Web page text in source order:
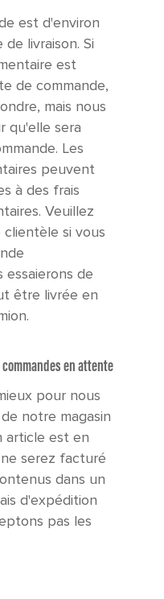
est d'environ
livraison. Si
est
de commande,
mais nous
qu'elle sera
Les
peuvent
à des frais
Veuillez
si vous
de
être livrée en
en attente
pour nous
notre magasin
article est en
serez facturé
dans un
d'expédition
pas les